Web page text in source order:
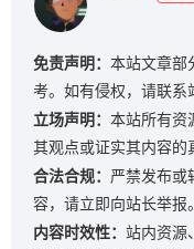
免责声明： 本站文章部
考。如有侵权，请联系
立场声明： 本站所有资
其观点或证实其内容的
合法合规： 严禁发布或
容，请立即向站长举报。
内容时效性： 站内资源